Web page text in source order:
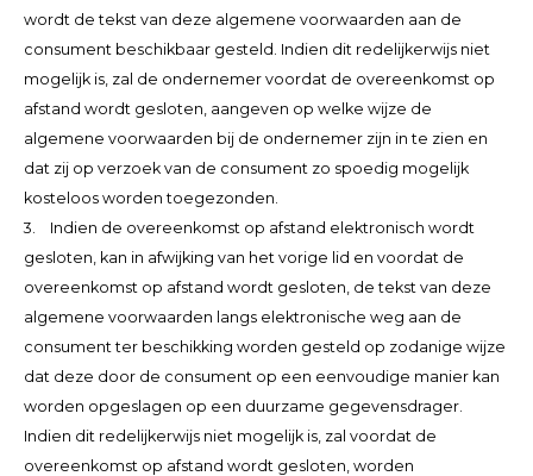
wordt de tekst van deze algemene voorwaarden aan de
consument beschikbaar gesteld. Indien dit redelijkerwijs niet
mogelijk is, zal de ondernemer voordat de overeenkomst op
afstand wordt gesloten, aangeven op welke wijze de
algemene voorwaarden bij de ondernemer zijn in te zien en
dat zij op verzoek van de consument zo spoedig mogelijk
kosteloos worden toegezonden.
3. Indien de overeenkomst op afstand elektronisch wordt
gesloten, kan in afwijking van het vorige lid en voordat de
overeenkomst op afstand wordt gesloten, de tekst van deze
algemene voorwaarden langs elektronische weg aan de
consument ter beschikking worden gesteld op zodanige wijze
dat deze door de consument op een eenvoudige manier kan
worden opgeslagen op een duurzame gegevensdrager.
Indien dit redelijkerwijs niet mogelijk is, zal voordat de
overeenkomst op afstand wordt gesloten, worden